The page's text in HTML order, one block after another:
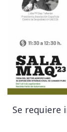
Se requiere